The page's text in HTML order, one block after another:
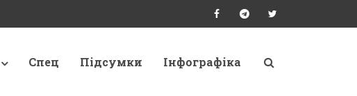
Спец Підсумки Інфографіка